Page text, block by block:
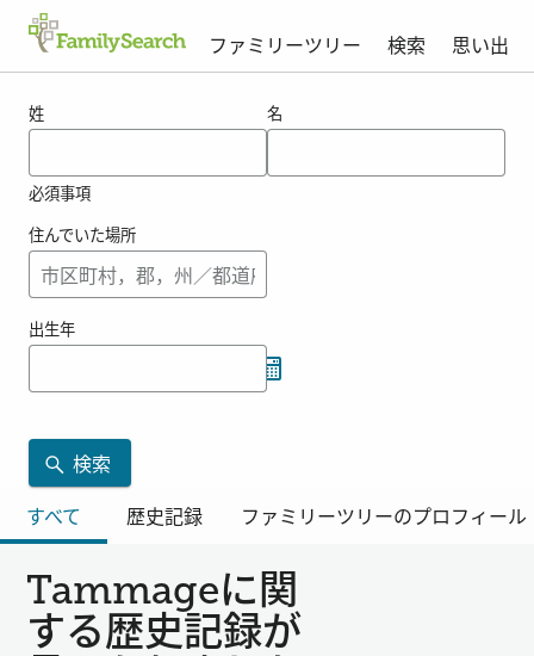
ファミリーツリー 検索
思い出
姓
必須事項
名
住んでいた場所
出生年
検索
すべて
歴史記録 ファミリーツリーのプロフィール
Tammageに関
する歴史記録が